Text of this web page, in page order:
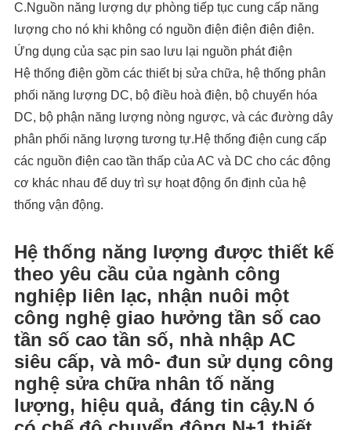
C.Nguồn năng lượng dự phòng tiếp tục cung cấp năng
lượng cho nó khi không có nguồn điện điện điện điện.
Ứng dụng của sạc pin sao lưu lại nguồn phát điện
Hệ thống điện gồm các thiết bị sửa chữa, hệ thống phân
phối năng lượng DC, bộ điều hoà điện, bộ chuyển hóa
DC, bộ phận năng lượng nòng ngược, và các đường dây
phân phối năng lượng tương tự.Hệ thống điện cung cấp
các nguồn điện cao tần thấp của AC và DC cho các động
cơ khác nhau để duy trì sự hoạt động ổn định của hệ
thống vận động.
Hệ thống năng lượng được thiết kế
theo yêu cầu của ngành công
nghiệp liên lạc, nhận nuôi một
công nghệ giao hưởng tần số cao
tần số cao tần số, nhà nhập AC
siêu cấp, và mô- đun sử dụng công
nghệ sửa chữa nhân tố năng
lượng, hiệu quả, đáng tin cậy.N ó